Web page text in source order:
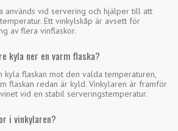
används vid servering och hjälper till att
Ett vinkylskåp är avsett för
av flera vinflaskor.
kyla ner en varm flaska?
kyla flaskan mot den valda temperaturen,
flaskan redan är kyld. Vinkylaren är framför
vid en stabil serveringstemperatur.
i vinkylaren?